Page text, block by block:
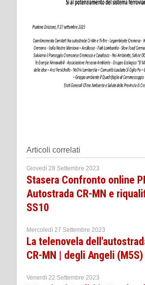
Articoli correlati
Giovedì 28 Settembre 2023
Stasera Confronto online
Autostrada CR-MN e
SS10
Mercoledì 27 Settembre 2023
La telenovela
CR-MN | degli Angeli (M5S)
Venerdì 22 Settembre 2023